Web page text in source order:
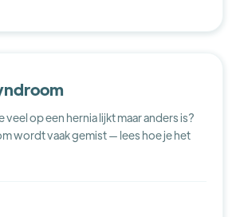
veel op een hernia lijkt maar anders is?
wordt vaak gemist — lees hoe je het